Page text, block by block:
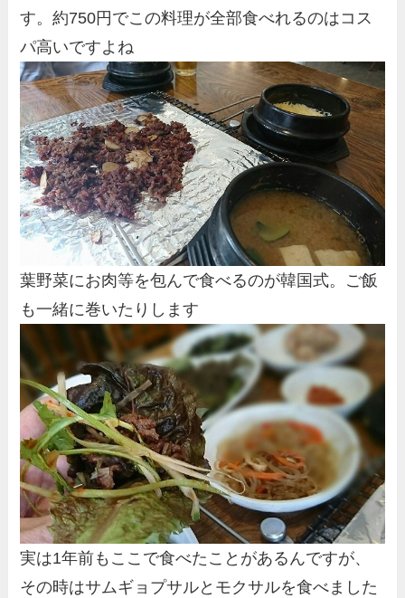
す。約750円でこの料理が全部食べれるのはコス
パ高いですよね
葉野菜にお肉等を包んで食べるのが韓国式。ご飯
も一緒に巻いたりします
実は1年前もここで食べたことがあるんですが、
その時はサムギョプサルとモクサルを食べました